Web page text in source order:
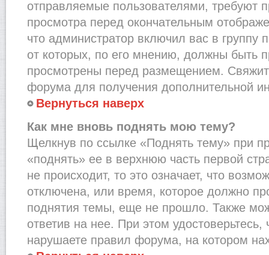
отправляемые пользователями, требуют
просмотра перед окончательным
что администратор включил вас в группу
от которых, по его мнению, должны быть
просмотрены перед размещением.
форума для получения дополнительной
Вернуться наверх
Как мне вновь поднять мою тему?
Щелкнув по ссылке «Поднять тему» при
«поднять» ее в верхнюю часть первой
не происходит, то это означает, что
отключена, или время, которое должно
поднятия темы, еще не прошло. Также
ответив на нее. При этом
нарушаете правил форума, на котором